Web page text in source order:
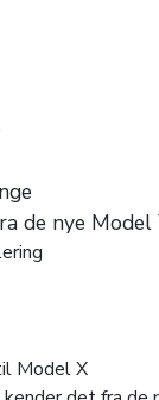
de nye Model
Model X